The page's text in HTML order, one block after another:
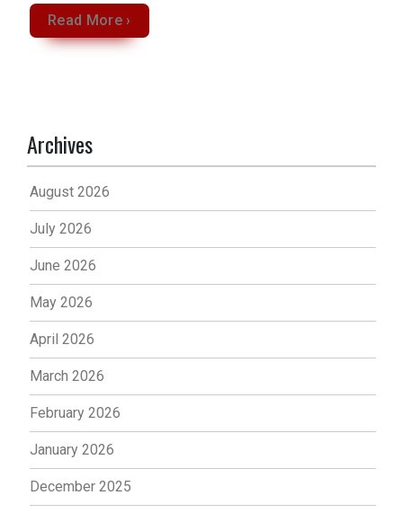
Read More ›
Archives
August 2026
July 2026
June 2026
May 2026
April 2026
March 2026
February 2026
January 2026
December 2025